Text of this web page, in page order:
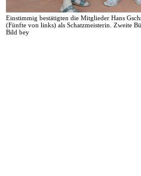
Einstimmig bestätigten die Mitglieder Hans
(Fünfte von links) als Schatzmeisterin. Zweite
Bild bey